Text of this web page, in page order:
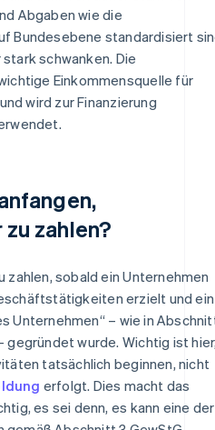
Abgaben wie die
Bundesebene standardisiert
schwanken. Die
Einkommensquelle für
wird zur Finanzierung
zahlen?
sobald ein Unternehmen
erzielt und ein
Unternehmen“ – wie in
gegründet wurde. Wichtig ist
tatsächlich beginnen, nicht
erfolgt. Dies macht das
es sei denn, es kann eine der